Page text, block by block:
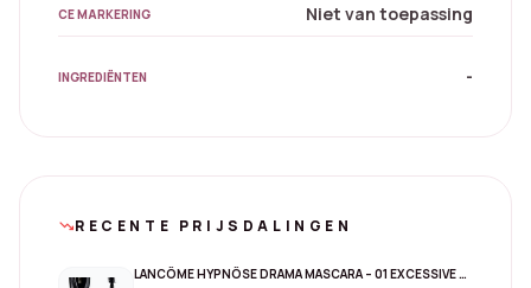
CE MARKERING Niet van toepassing
INGREDIËNTEN -
trending_downRECENTE PRIJSDALINGEN
LANCÔME HYPNÔSE DRAMA MASCARA – 01 EXCESSIVE BLACK